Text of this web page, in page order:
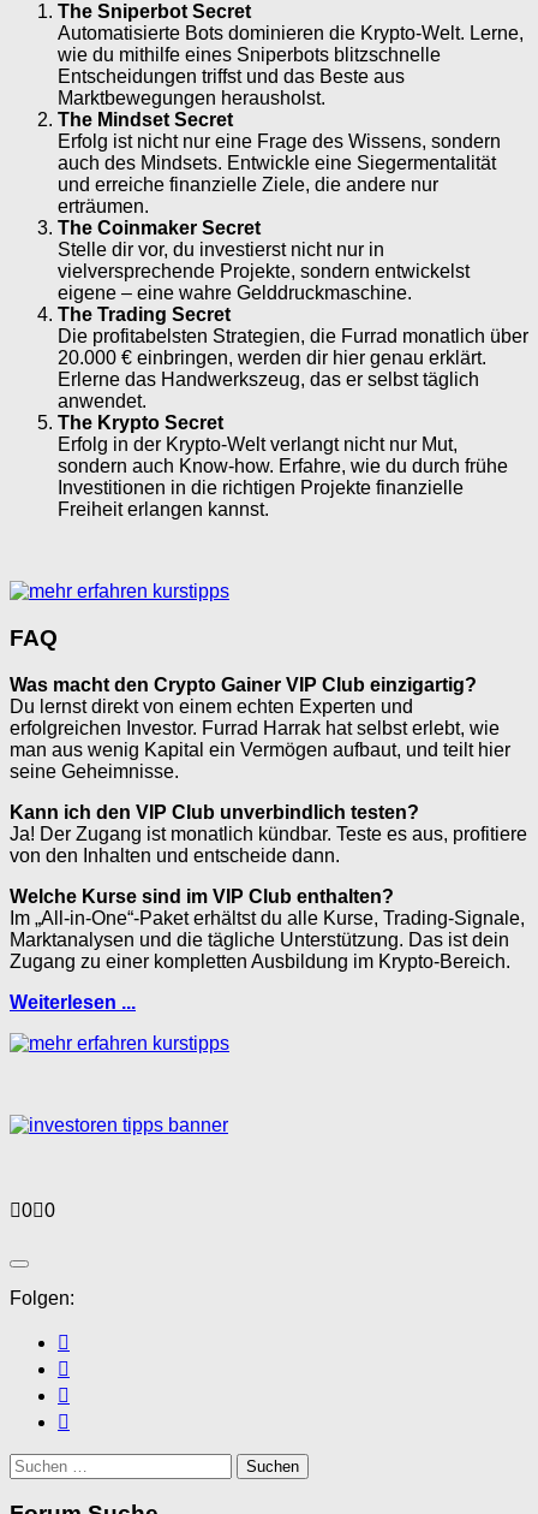
The Sniperbot Secret
Automatisierte Bots dominieren die Krypto-Welt. Lerne,
wie du mithilfe eines Sniperbots blitzschnelle
Entscheidungen triffst und das Beste aus
Marktbewegungen herausholst.
The Mindset Secret
Erfolg ist nicht nur eine Frage des Wissens, sondern
auch des Mindsets. Entwickle eine Siegermentalität
und erreiche finanzielle Ziele, die andere nur
erträumen.
The Coinmaker Secret
Stelle dir vor, du investierst nicht nur in
vielversprechende Projekte, sondern entwickelst
eigene – eine wahre Gelddruckmaschine.
The Trading Secret
Die profitabelsten Strategien, die Furrad monatlich über
20.000 € einbringen, werden dir hier genau erklärt.
Erlerne das Handwerkszeug, das er selbst täglich
anwendet.
The Krypto Secret
Erfolg in der Krypto-Welt verlangt nicht nur Mut,
sondern auch Know-how. Erfahre, wie du durch frühe
Investitionen in die richtigen Projekte finanzielle
Freiheit erlangen kannst.
FAQ
Was macht den Crypto Gainer VIP Club einzigartig?
Du lernst direkt von einem echten Experten und
erfolgreichen Investor. Furrad Harrak hat selbst erlebt, wie
man aus wenig Kapital ein Vermögen aufbaut, und teilt hier
seine Geheimnisse.
Kann ich den VIP Club unverbindlich testen?
Ja! Der Zugang ist monatlich kündbar. Teste es aus, profitiere
von den Inhalten und entscheide dann.
Welche Kurse sind im VIP Club enthalten?
Im „All-in-One“-Paket erhältst du alle Kurse, Trading-Signale,
Marktanalysen und die tägliche Unterstützung. Das ist dein
Zugang zu einer kompletten Ausbildung im Krypto-Bereich.
Weiterlesen ...
Anklicken
nach
unten.
0 Anklicken
oben.
0
Folgen:
Suchen
nach: